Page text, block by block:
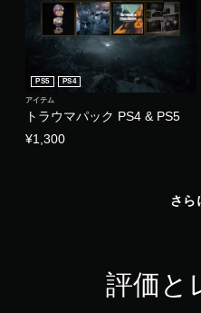
トラウマパック PS4 & PS5
PS5 PS4
アイテム
¥1,300
さら
評価と